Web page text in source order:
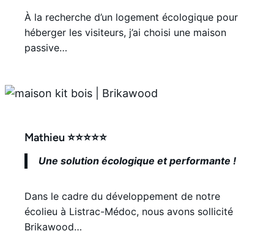
À la recherche d’un logement écologique pour
héberger les visiteurs, j’ai choisi une maison
passive…
Mathieu ⭐⭐⭐⭐⭐
Une solution écologique et performante !
Dans le cadre du développement de notre
écolieu à Listrac-Médoc, nous avons sollicité
Brikawood…